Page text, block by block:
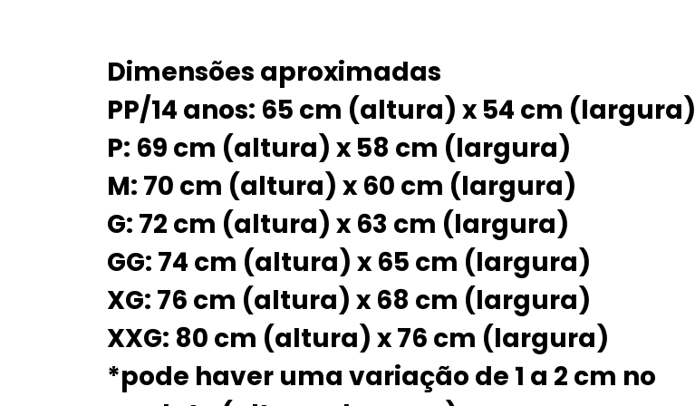
Dimensões aproximadas
PP/14 anos: 65 cm (altura) x 54 cm (largura)
P: 69 cm (altura) x 58 cm (largura)
M: 70 cm (altura) x 60 cm (largura)
G: 72 cm (altura) x 63 cm (largura)
GG: 74 cm (altura) x 65 cm (largura)
XG: 76 cm (altura) x 68 cm (largura)
XXG: 80 cm (altura) x 76 cm (largura)
*pode haver uma variação de 1 a 2 cm no